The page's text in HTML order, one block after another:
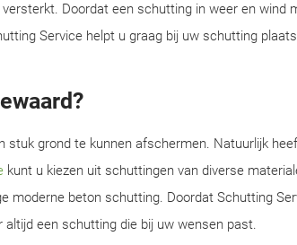
Doordat een schutting in weer en wind
Service helpt u graag bij uw schutting
stuk grond te kunnen afschermen. Natuurlijk
kunt u kiezen uit schuttingen van diverse
moderne beton schutting. Doordat Schutting
een schutting die bij uw wensen past.